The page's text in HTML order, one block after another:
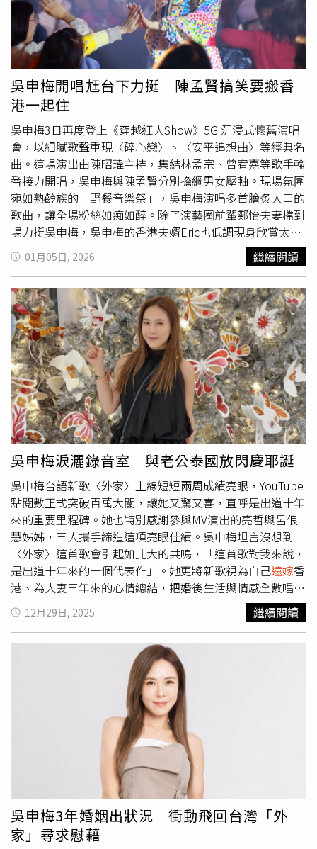
例」是「歷史課本的東西」，一查才發現如今還有不少地主
被壓在「如來五行山」下動彈不得。她攤開立法背景直指，
照顧佃農的時代背景早已走味，現在是佃農要用便宜租金世
世代代「綁架土地」，無助農業革新就罷了，若有地主不想
耕作也不急著賣出，卻看到不少佃農「乞丐趕廟公」折騰地
主，寧願讓農地荒在那休耕也不願出租，嚴重阻礙了農業勞
動力的流動「說好扶持農業呢」？她直指盤點農業政策根本
自打架一團糟。 黃子寧說，向CTWANT投訴被「三七五」
佃農折騰的地主許嬸婆一家，曾想付出新台幣1,500萬元要
佃農老李歸還台中土地，但老李老佔著不走，只能被動蒐證
看老李有無「不自任耕作」行為，但許嬸婆遠嫁 花蓮「折返
跑」根本要了老人家半條命，一拖又過了6年，這次換約許
嬸婆已取得自耕農身分「一定要把土地要回來」。地政士蔡
岳臻（圖）呼籲鬆綁《耕地三七五減租條例》對地主的緊箍
咒，甚至「三七五條例」都該隨時代演進設立「落日條
款」，避免不符現況侵害所有權。（資料照／CTWANT攝影
組）受訪專家皆呼籲，「三七五條例」在過去改善了佃農所
得並促進生產意願，但衡酌常情21世紀早已不是須保障佃農
的時代，立法院該扛責督促行政機關訂立「落日條款」，鬆
綁佃農「萬年使用權」身分，全面回歸像租房等一般民事契
約關係，否則「政府自己嚇跑農地主」只會讓低落的「糧食
自給率」雪上加霜。
友。」飾演直男代表的姚淳耀則趕緊為自己平反，強調戲外
的他也有浪漫時刻。他透露與妻子曾因租屋遇到不少狀況，
常得四處找房，「那時候我就下定決心一定要幫太太買房
子，跟太太一起完成夢想買一間屬於我們的房子，這應該是
我做過最浪漫的事」。
吳申梅開唱尪台下力挺 陳孟賢搞笑要搬香
港一起住
吳申梅3日再度登上《穿越紅人Show》5G 沉浸式懷舊演唱
會，以細膩歌聲重現〈碎心戀〉、〈安平追想曲〉等經典名
曲。這場演出由陳昭瑋主持，集結林孟宗、曾宥嘉等歌手輪
番接力開唱，吳申梅與陳孟賢分別擔綱男女壓軸。現場氛圍
宛如熟齡族的「野餐音樂祭」，吳申梅演唱多首膾炙人口的
歌曲，讓全場粉絲如痴如醉。除了演藝圈前輩鄭怡夫妻檔到
場力挺吳申梅，吳申梅的香港夫婿Eric也低調現身欣賞太太
演唱。身為科技旅遊業高層的他，全程在台下深情注視嬌
妻。主持人陳昭瑋與陳孟賢現場更幽默與Eric互動，大秀英
文並打趣要隨吳申梅搬到香港一起住，逗得全場大笑，也見
證小倆口如膠似漆的好感情。此外，吳申梅的新作〈外家〉
以嫁作人妻的婚後心情為創作核心量身打造，推出後口碑持
續發酵，深刻的情感共鳴讓口碑持續發酵，MV近期更在
YouTube突破百萬點閱大關。吳申梅感性表示，這首歌是送
給所有遠嫁女兒的禮物，能獲得大家的支持，對她而言是最
好的新年禮物。鄭怡到場力挺吳申梅，右為Eric。（圖／喜
上梅梢娛樂提供）
01月05日, 2026 繼續閱讀
吳申梅淚灑錄音室 與老公泰國放閃慶耶誕
吳申梅台語新歌〈外家〉上線短短兩周成績亮眼，YouTube
點閱數正式突破百萬大關，讓她又驚又喜，直呼是出道十年
來的重要里程碑。她也特別感謝參與MV演出的亮哲與呂俍
慧姊姊，三人攜手締造這項亮眼佳績。吳申梅坦言沒想到
〈外家〉這首歌會引起如此大的共鳴，「這首歌對我來說，
是出道十年來的一個代表作」。她更將新歌視為自己遠嫁香
港、為人妻三年來的心情總結，把婚後生活與情感全數唱進
〈外家〉之中。她也透露，在配唱及MV拍攝過程中情緒湧
上，一度感動到落淚。此外，吳申梅在24日錄影中視中視除
夕特別節目《馬力全開紅白歌合戰》，直至隔日凌晨才收
工，但她一點也不喊苦，之後就甜蜜蜜飛泰國、與香港老公
Eric合體，在曼谷補過耶誕節。
12月29日, 2025 繼續閱讀
吳申梅3年婚姻出狀況 衝動飛回台灣「外
家」尋求慰藉